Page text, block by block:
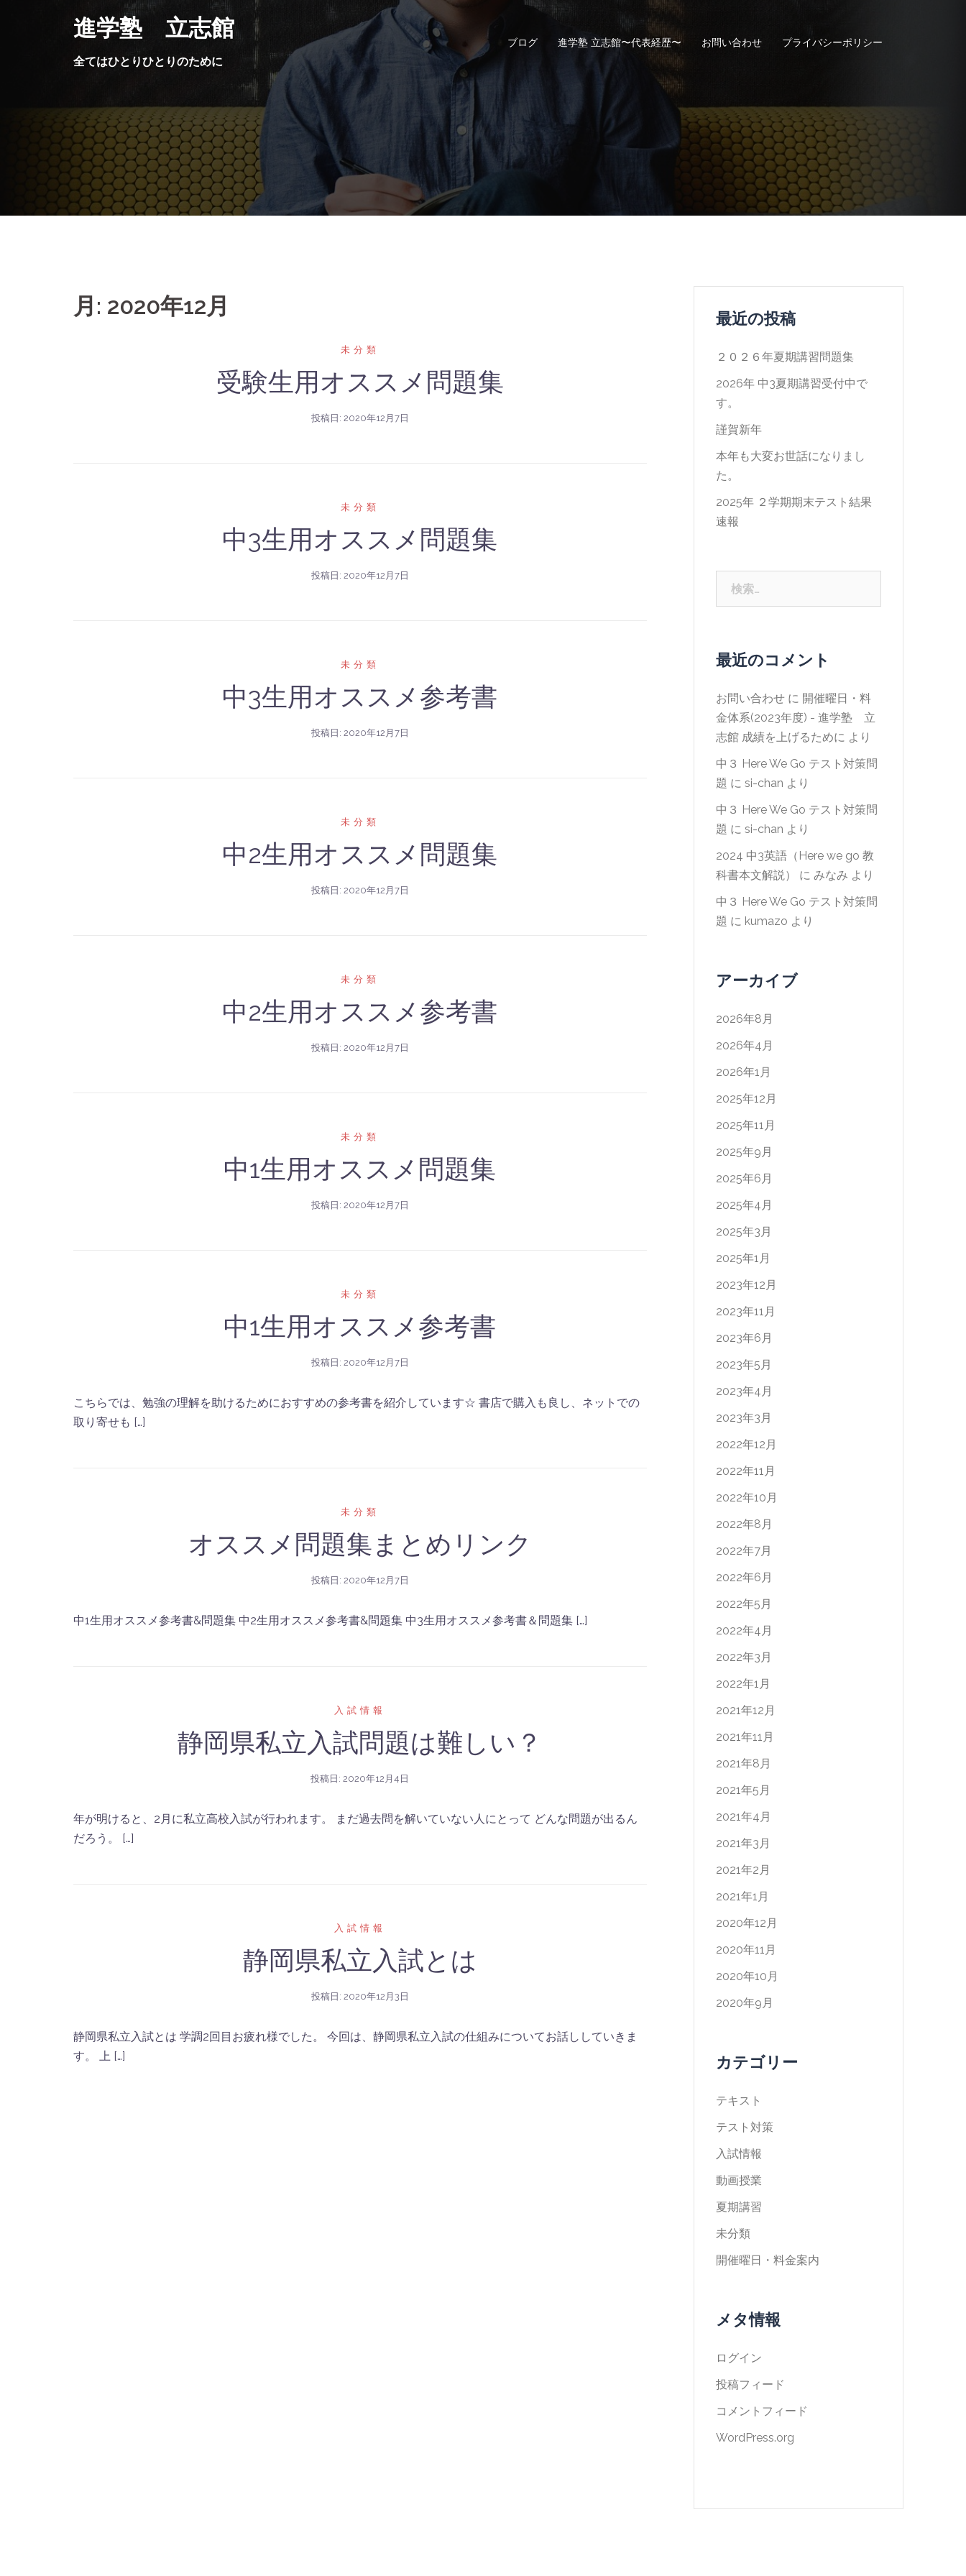
進学塾 立志館
全てはひとりひとりのために
ブログ 進学塾 立志館〜代表経歴〜 お問い合わせ プライバシーポリシー
月: 2020年12月
未分類
受験生用オススメ問題集
投稿日: 2020年12月7日
未分類
中3生用オススメ問題集
投稿日: 2020年12月7日
未分類
中3生用オススメ参考書
投稿日: 2020年12月7日
未分類
中2生用オススメ問題集
投稿日: 2020年12月7日
未分類
中2生用オススメ参考書
投稿日: 2020年12月7日
未分類
中1生用オススメ問題集
投稿日: 2020年12月7日
未分類
中1生用オススメ参考書
投稿日: 2020年12月7日
こちらでは、勉強の理解を助けるためにおすすめの参考書を紹介しています☆ 書店で購入も良し、ネットでの
取り寄せも […]
未分類
オススメ問題集まとめリンク
投稿日: 2020年12月7日
中1生用オススメ参考書&問題集 中2生用オススメ参考書&問題集 中3生用オススメ参考書＆問題集 […]
入試情報
静岡県私立入試問題は難しい？
投稿日:2020年12月4日
年が明けると、2月に私立高校入試が行われます。 まだ過去問を解いていない人にとって どんな問題が出るん
だろう。 […]
入試情報
静岡県私立入試とは
投稿日: 2020年12月3日
静岡県私立入試とは 学調2回目お疲れ様でした。 今回は、静岡県私立入試の仕組みについてお話ししていきま
す。 上 […]
最近の投稿
２０２６年夏期講習問題集
2026年 中3夏期講習受付中で
す。
謹賀新年
本年も大変お世話になりまし
た。
2025年 ２学期期末テスト結果
速報
最近のコメント
お問い合わせに 開催曜日・料
金体系(2023年度) - 進学塾 立
志館 成績を上げるために より
中３ Here We Go テスト対策問
題 に si-chan より
中３ Here We Go テスト対策問
題 に si-chan より
2024 中3英語（Here we go 教
科書本文解説）
に みなみ より
中３ Here We Go テスト対策問
題 に kumazo より
アーカイブ
2026年8月
2026年4月
2026年1月
2025年12月
2025年11月
2025年9月
2025年6月
2025年4月
2025年3月
2025年1月
2023年12月
2023年11月
2023年6月
2023年5月
2023年4月
2023年3月
2022年12月
2022年11月
2022年10月
2022年8月
2022年7月
2022年6月
2022年5月
2022年4月
2022年3月
2022年1月
2021年12月
2021年11月
2021年8月
2021年5月
2021年4月
2021年3月
2021年2月
2021年1月
2020年12月
2020年11月
2020年10月
2020年9月
カテゴリー
テキスト
テスト対策
入試情報
動画授業
夏期講習
未分類
開催曜日・料金案内
メタ情報
ログイン
投稿フィード
コメントフィード
WordPress.org